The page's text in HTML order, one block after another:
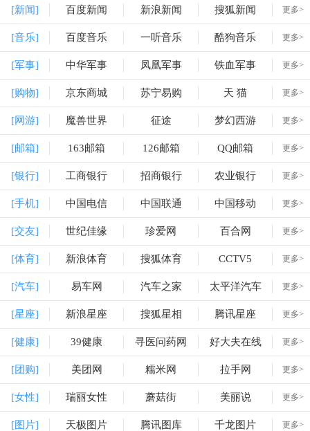
[新闻] 百度新闻 新浪新闻 搜狐新闻 更多>
[音乐] 百度音乐 一听音乐 酷狗音乐 更多>
[军事] 中华军事 凤凰军事 铁血军事 更多>
[购物] 京东商城 苏宁易购 天 猫 更多>
[网游] 魔兽世界 征途 梦幻西游 更多>
[邮箱] 163邮箱 126邮箱 QQ邮箱 更多>
[银行] 工商银行 招商银行 农业银行 更多>
[手机] 中国电信 中国联通 中国移动 更多>
[交友] 世纪佳缘 珍爱网 百合网 更多>
[体育] 新浪体育 搜狐体育 CCTV5 更多>
[汽车] 易车网 汽车之家 太平洋汽车 更多>
[星座] 新浪星座 搜狐星相 腾讯星座 更多>
[健康] 39健康 寻医问药网 好大夫在线 更多>
[团购] 美团网 糯米网 拉手网 更多>
[女性] 瑞丽女性 蘑菇街 美丽说 更多>
[图片] 天极图片 腾讯图库 千龙图片 更多>